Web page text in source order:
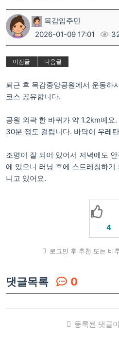
목감입주민
2026-01-09 17:01
이전글 다음글
퇴근 후 목감중앙공원에서 운동하
코스 공유합니다.
공원 외곽 한 바퀴가 약 1.2km예
30분 정도 걸립니다. 바닥이 우레
조명이 잘 되어 있어서 저녁에도
에 있으니 러닝 후에 스트레칭하
니고 있어요.
4
로그인 후 추천 또는 비
댓글목록 0
등록된 댓글